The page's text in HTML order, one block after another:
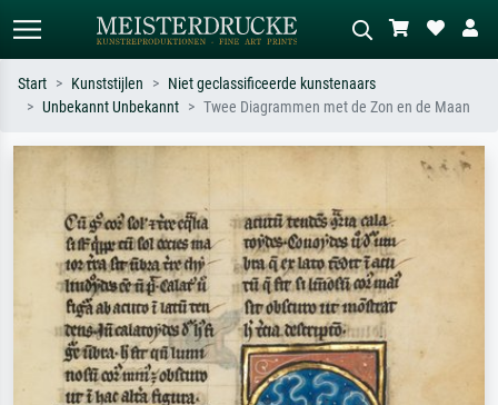
Beschrijf de scène – bijv. groene
olieverfschilderij, staand naakt naast
een boom.
Start Kunststijlen
Niet geclassificeerde kunstenaars
Unbekannt Unbekannt
Twee Diagrammen met de Zon en de Maan